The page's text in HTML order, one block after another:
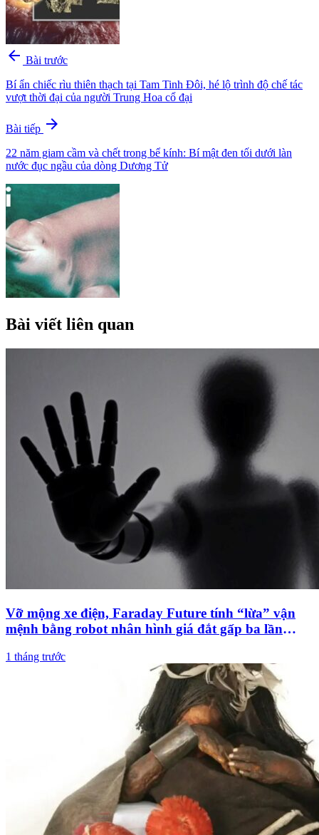
arrow_back Bài trước
Bí ẩn chiếc rìu thiên thạch tại Tam Tinh Đôi, hé lộ trình độ chế tác
vượt thời đại của người Trung Hoa cổ đại
Bài tiếp arrow_forward
22 năm giam cầm và chết trong bể kính: Bí mật đen tối dưới làn
nước đục ngầu của dòng Dương Tử
Bài viết liên quan
Vỡ mộng xe điện, Faraday Future tính “lừa” vận
mệnh bằng robot nhân hình giá đắt gấp ba lần
1 tháng trước